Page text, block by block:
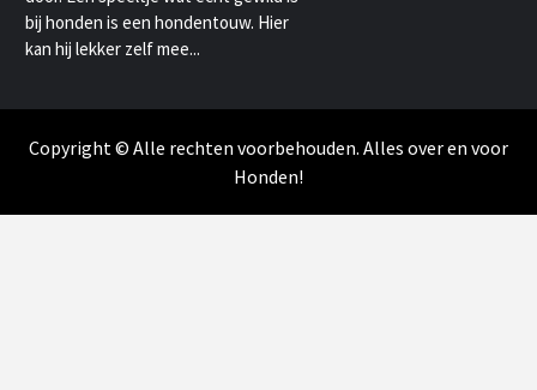
bij honden is een hondentouw. Hier
kan hij lekker zelf mee...
Copyright © Alle rechten voorbehouden. Alles over en voor
Honden!